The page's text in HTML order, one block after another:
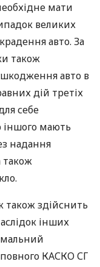
мати
великих
авто. За
також
авто в
дій третіх
себе
іншого мають
надання
також
також здійснить
інших
КАСКО СГ